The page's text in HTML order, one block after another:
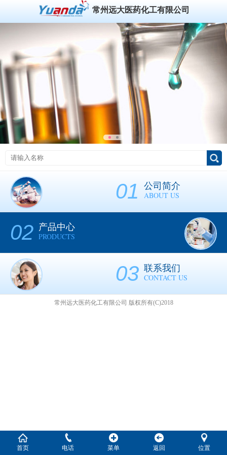
常州远大医药化工有限公司
01 公司简介
ABOUT US
02 产品中心
PRODUCTS
03 联系我们
CONTACT US
常州远大医药化工有限公司 版权所有(C)2018
首页 电话 菜单 返回 位置